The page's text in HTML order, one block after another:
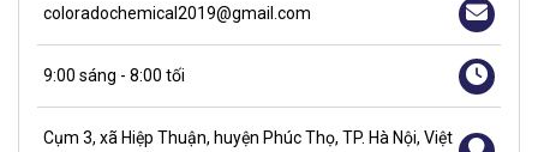
coloradochemical2019@gmail.com
9:00 sáng - 8:00 tối
Cụm 3, xã Hiệp Thuận, huyện Phúc Thọ, TP. Hà Nội, Việt